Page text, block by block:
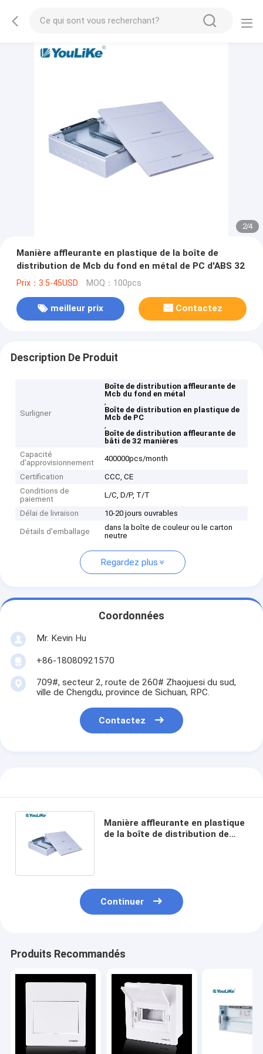
2/4
Manière affleurante en plastique de la boîte de
distribution de Mcb du fond en métal de PC d'ABS 32
Prix：3.5-45USD MOQ：100pcs
meilleur prix Contactez
Description De Produit
Surligner
Boîte de distribution affleurante de
Mcb du fond en métal
,
Boîte de distribution en plastique de
Mcb de PC
,
Boîte de distribution affleurante de
bâti de 32 manières
Capacité
d'approvisionnement
400000pcs/month
Certification
CCC, CE
Conditions de
paiement
L/C, D/P, T/T
Délai de livraison 10-20 jours ouvrables
Détails d'emballage
dans la boîte de couleur ou le carton
neutre
Regardez plus
Coordonnées
Mr. Kevin Hu
+86-18080921570
709#, secteur 2, route de 260# Zhaojuesi du sud,
ville de Chengdu, province de Sichuan, RPC.
Contactez
Manière affleurante en plastique
de la boîte de distribution de
Continuer
Produits Recommandés